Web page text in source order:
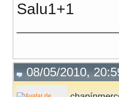
Salu1+1
08/05/2010,